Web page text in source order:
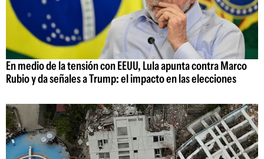
En medio de la tensión con EEUU, Lula apunta contra Marco
Rubio y da señales a Trump: el impacto en las elecciones